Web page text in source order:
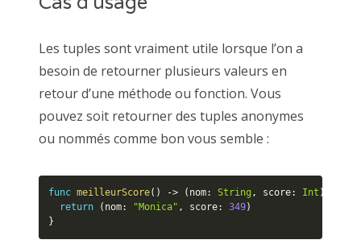
Les tuples sont vraiment utile lorsque l’on a
besoin de retourner plusieurs valeurs en
retour d’une méthode ou fonction. Vous
pouvez soit retourner des tuples anonymes
ou nommés comme bon vous semble :
func meilleurScore( ) -> ( nom: String , score: Int )
return ( nom: "Monica" , score: 349)
}